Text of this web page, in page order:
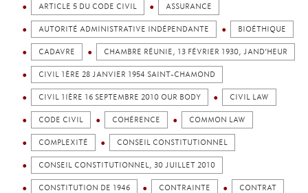
ARTICLE 5 DU CODE CIVIL ASSURANCE
AUTORITÉ ADMINISTRATIVE INDÉPENDANTE BIOÉTHIQUE
CADAVRE CHAMBRE RÉUNIE, 13 FÉVRIER 1930, JAND’HEUR
CIVIL 1ÈRE 28 JANVIER 1954 SAINT-CHAMOND
CIVIL 1IÈRE 16 SEPTEMBRE 2010 OUR BODY CIVIL LAW
CODE CIVIL COHÉRENCE COMMON LAW
COMPLEXITÉ CONSEIL CONSTITUTIONNEL
CONSEIL CONSTITUTIONNEL, 30 JUILLET 2010
CONSTITUTION DE 1946 CONTRAINTE CONTRAT